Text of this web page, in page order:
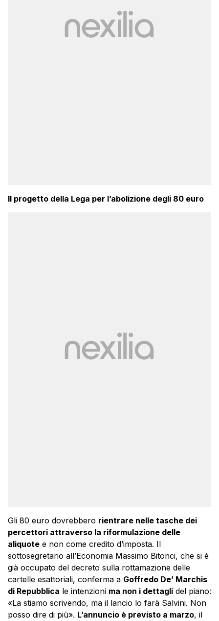
Il progetto della Lega per l’abolizione degli 80 euro
Gli 80 euro dovrebbero rientrare nelle tasche dei
percettori attraverso la riformulazione delle
aliquote e non come credito d’imposta. Il
sottosegretario all’Economia Massimo Bitonci, che si è
già occupato del decreto sulla rottamazione delle
cartelle esattoriali, conferma a Goffredo De’ Marchis
di Repubblica le intenzioni ma non i dettagli del piano:
«La stiamo scrivendo, ma il lancio lo farà Salvini. Non
posso dire di più». L’annuncio è previsto a marzo, il